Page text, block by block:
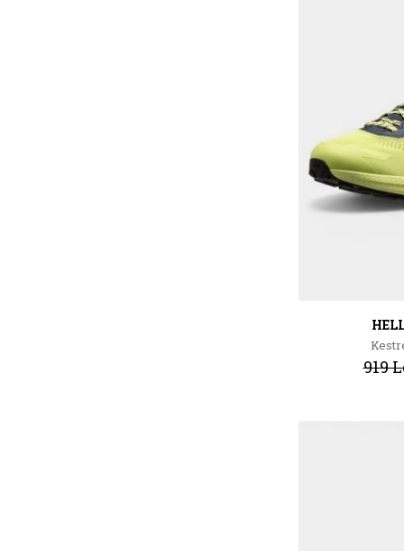
919